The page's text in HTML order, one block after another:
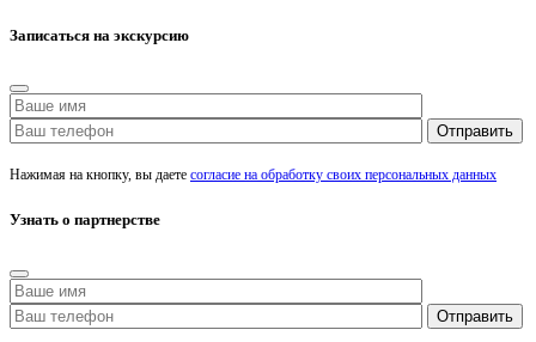
Записаться на экскурсию
Нажимая на кнопку, вы даете согласие на обработку своих персональных данных
Узнать о партнерстве